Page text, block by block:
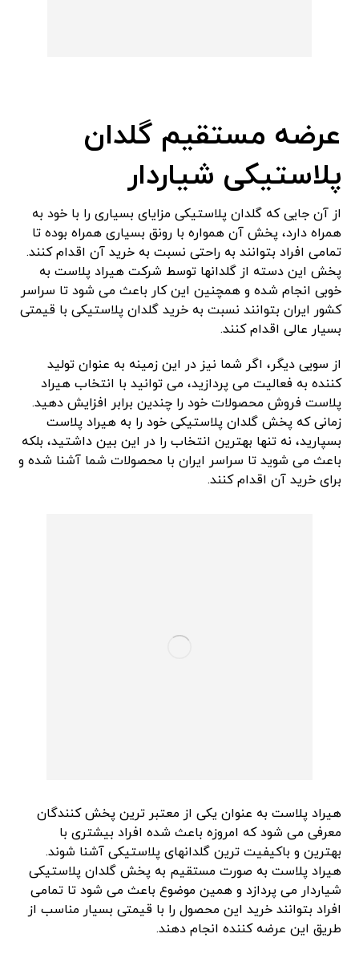
عرضه مستقیم گلدان
پلاستیکی شیاردار
از آن جایی که گلدان پلاستیکی مزایای بسیاری را با خود به
همراه دارد، پخش آن همواره با رونق بسیاری همراه بوده تا
تمامی افراد بتوانند به راحتی نسبت به خرید آن اقدام کنند.
پخش این دسته از گلدانها توسط شرکت هیراد پلاست به
خوبی انجام شده و همچنین این کار باعث می شود تا سراسر
کشور ایران بتوانند نسبت به خرید گلدان پلاستیکی با قیمتی
بسیار عالی اقدام کنند.
از سویی دیگر، اگر شما نیز در این زمینه به عنوان تولید
کننده به فعالیت می پردازید، می توانید با انتخاب هیراد
پلاست فروش محصولات خود را چندین برابر افزایش دهید.
زمانی که پخش گلدان پلاستیکی خود را به هیراد پلاست
بسپارید، نه تنها بهترین انتخاب را در این بین داشتید، بلکه
باعث می شوید تا سراسر ایران با محصولات شما آشنا شده و
برای خرید آن اقدام کنند.
هیراد پلاست به عنوان یکی از معتبر ترین پخش کنندگان
معرفی می شود که امروزه باعث شده افراد بیشتری با
بهترین و باکیفیت ترین گلدانهای پلاستیکی آشنا شوند.
هیراد پلاست به صورت مستقیم به پخش گلدان پلاستیکی
شیاردار می پردازد و همین موضوع باعث می شود تا تمامی
افراد بتوانند خرید این محصول را با قیمتی بسیار مناسب از
طریق این عرضه کننده انجام دهند.